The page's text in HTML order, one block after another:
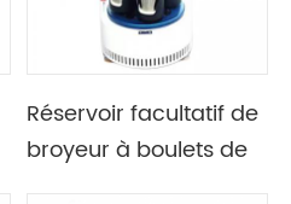
Réservoir facultatif de
broyeur à boulets de